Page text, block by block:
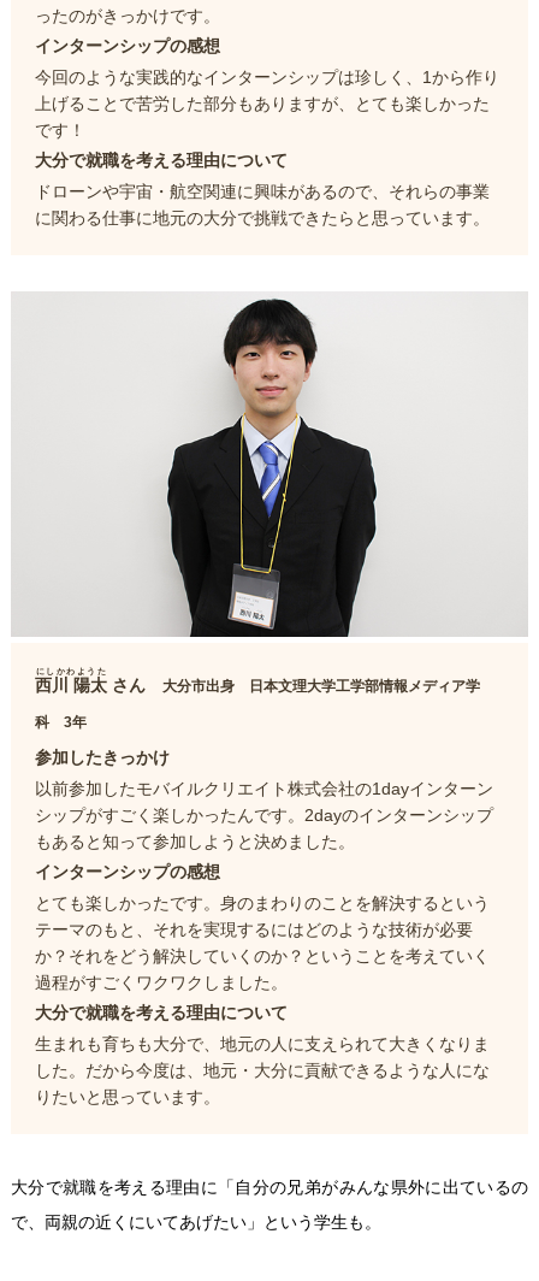
ったのがきっかけです。
インターンシップの感想
今回のような実践的なインターンシップは珍しく、1から作り
上げることで苦労した部分もありますが、とても楽しかった
です！
大分で就職を考える理由について
ドローンや宇宙・航空関連に興味があるので、それらの事業
に関わる仕事に地元の大分で挑戦できたらと思っています。
西川 陽太
にしかわようた
さん 大分市出身 日本文理大学工学部情報メディア学
科 3年
参加したきっかけ
以前参加したモバイルクリエイト株式会社の1dayインターン
シップがすごく楽しかったんです。2dayのインターンシップ
もあると知って参加しようと決めました。
インターンシップの感想
とても楽しかったです。身のまわりのことを解決するという
テーマのもと、それを実現するにはどのような技術が必要
か？それをどう解決していくのか？ということを考えていく
過程がすごくワクワクしました。
大分で就職を考える理由について
生まれも育ちも大分で、地元の人に支えられて大きくなりま
した。だから今度は、地元・大分に貢献できるような人にな
りたいと思っています。
大分で就職を考える理由に「自分の兄弟がみんな県外に出ているの
で、両親の近くにいてあげたい」という学生も。